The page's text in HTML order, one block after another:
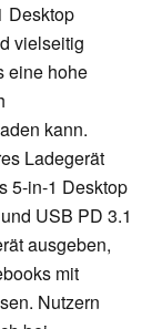
Desktop
vielseitig
eine hohe
kann.
Ladegerät
5-in-1 Desktop
USB PD 3.1
ausgeben,
mit
Nutzern